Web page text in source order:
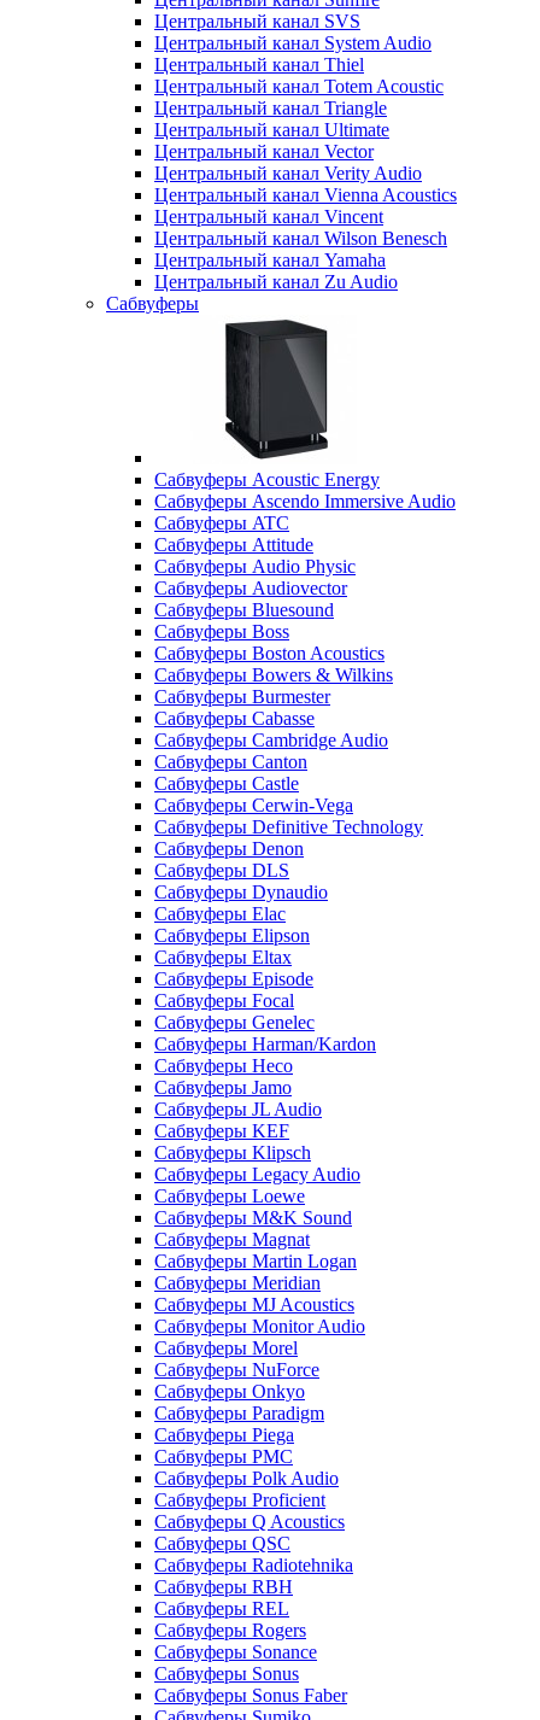
Центральный канал SVS
Центральный канал System Audio
Центральный канал Thiel
Центральный канал Totem Acoustic
Центральный канал Triangle
Центральный канал Ultimate
Центральный канал Vector
Центральный канал Verity Audio
Центральный канал Vienna Acoustics
Центральный канал Vincent
Центральный канал Wilson Benesch
Центральный канал Yamaha
Центральный канал Zu Audio
Сабвуферы
Сабвуферы Acoustic Energy
Сабвуферы Ascendo Immersive Audio
Сабвуферы ATC
Сабвуферы Attitude
Сабвуферы Audio Physic
Сабвуферы Audiovector
Сабвуферы Bluesound
Сабвуферы Boss
Сабвуферы Boston Acoustics
Сабвуферы Bowers & Wilkins
Сабвуферы Burmester
Сабвуферы Cabasse
Сабвуферы Cambridge Audio
Сабвуферы Canton
Сабвуферы Castle
Сабвуферы Cerwin-Vega
Сабвуферы Definitive Technology
Сабвуферы Denon
Сабвуферы DLS
Сабвуферы Dynaudio
Сабвуферы Elac
Сабвуферы Elipson
Сабвуферы Eltax
Сабвуферы Episode
Сабвуферы Focal
Сабвуферы Genelec
Сабвуферы Harman/Kardon
Сабвуферы Heco
Сабвуферы Jamo
Сабвуферы JL Audio
Сабвуферы KEF
Сабвуферы Klipsch
Сабвуферы Legacy Audio
Сабвуферы Loewe
Сабвуферы M&K Sound
Сабвуферы Magnat
Сабвуферы Martin Logan
Сабвуферы Meridian
Сабвуферы MJ Acoustics
Сабвуферы Monitor Audio
Сабвуферы Morel
Сабвуферы NuForce
Сабвуферы Onkyo
Сабвуферы Paradigm
Сабвуферы Piega
Сабвуферы PMC
Сабвуферы Polk Audio
Сабвуферы Proficient
Сабвуферы Q Acoustics
Сабвуферы QSC
Сабвуферы Radiotehnika
Сабвуферы RBH
Сабвуферы REL
Сабвуферы Rogers
Сабвуферы Sonance
Сабвуферы Sonus
Сабвуферы Sonus Faber